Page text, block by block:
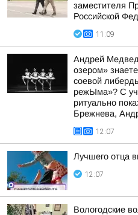
заместителя
Российской
11:09
Андрей
озером»
соевой
режЫма»? С
ритуально
Брежнева,
12:07
Лучшего отца
12:07
Вологодские